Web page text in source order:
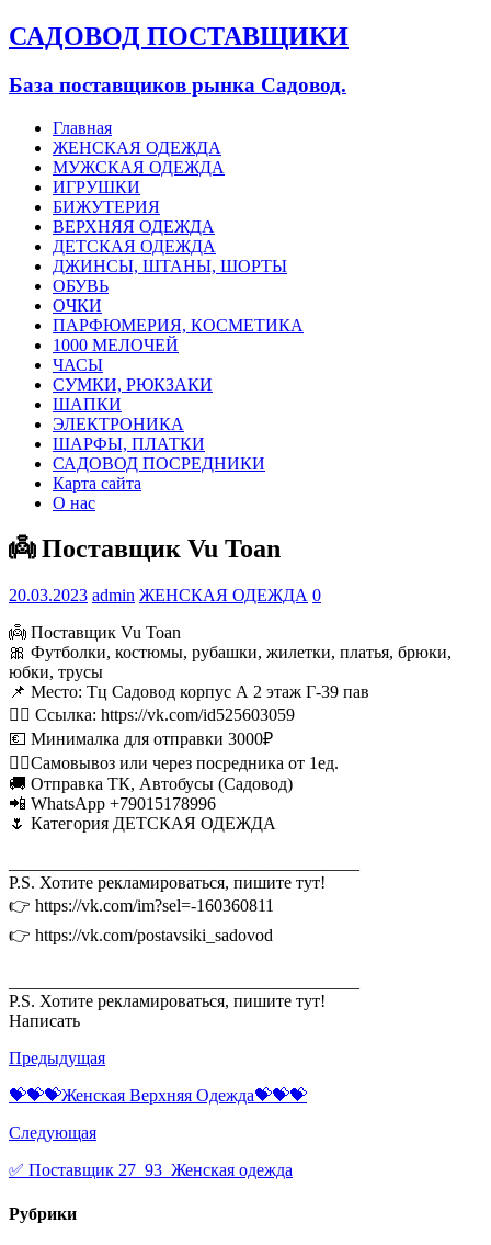
САДОВОД ПОСТАВЩИКИ
База поставщиков рынка Садовод.
Главная
ЖЕНСКАЯ ОДЕЖДА
МУЖСКАЯ ОДЕЖДА
ИГРУШКИ
БИЖУТЕРИЯ
ВЕРХНЯЯ ОДЕЖДА
ДЕТСКАЯ ОДЕЖДА
ДЖИНСЫ, ШТАНЫ, ШОРТЫ
ОБУВЬ
ОЧКИ
ПАРФЮМЕРИЯ, КОСМЕТИКА
1000 МЕЛОЧЕЙ
ЧАСЫ
СУМКИ, РЮКЗАКИ
ШАПКИ
ЭЛЕКТРОНИКА
ШАРФЫ, ПЛАТКИ
САДОВОД ПОСРЕДНИКИ
Карта сайта
О нас
👼 Поставщик Vu Toan
20.03.2023 admin ЖЕНСКАЯ ОДЕЖДА 0
👼 Поставщик Vu Toan
🎀 Футболки, костюмы, рубашки, жилетки, платья, брюки,
юбки, трусы
📌 Место: Тц Садовод корпус А 2 этаж Г-39 пав
👉🏻 Ссылка: https://vk.com/id525603059
💶 Минималка для отправки 3000₽
🚶‍♂Самовывоз или через посредника от 1ед.
🚚 Отправка ТК, Автобусы (Садовод)
📲 WhatsApp +79015178996
🌷 Категория ДЕТСКАЯ ОДЕЖДА
P.S. Хотите рекламироваться, пишите тут!
👉 https://vk.com/im?sel=-160360811
👉 https://vk.com/postavsiki_sadovod
P.S. Хотите рекламироваться, пишите тут!
Написать
Предыдущая
💝💝💝Женская Верхняя Одежда💝💝💝
Следующая
✅ Поставщик 27_93_Женская одежда
Рубрики